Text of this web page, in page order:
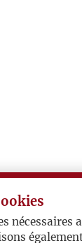
nécessaires